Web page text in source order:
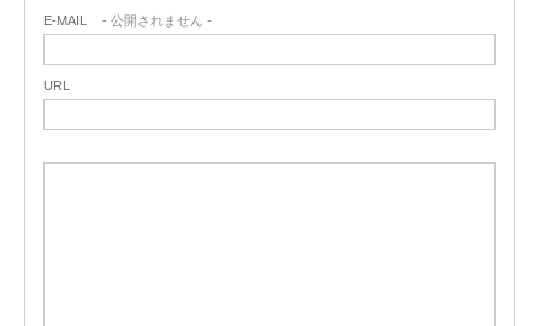
E-MAIL - 公開されません -
URL